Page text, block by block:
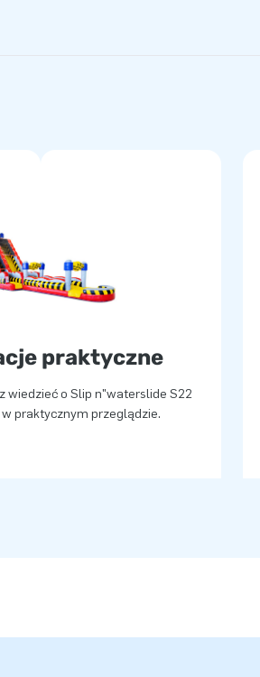
praktyczne
wiedzieć o Slip n"waterslide S22
w praktycznym przeglądzie.